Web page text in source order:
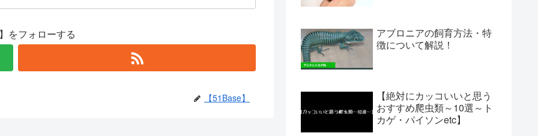
をフォローする
【51Base】
アブロニアの飼育方法・特
徴について解説！
【絶対にカッコいいと思う
おすすめ爬虫類～10選～ト
カゲ・パイソンetc】